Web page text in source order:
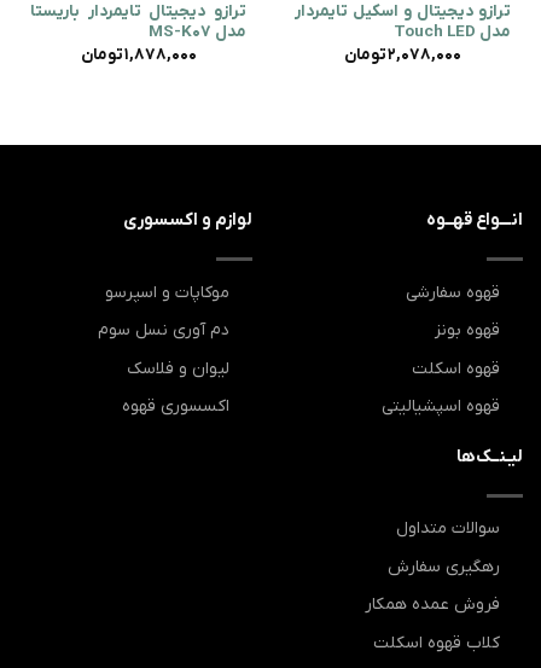
ترازو دیجیتال و اسکیل تایمردار
مدل Touch LED
2,078,000تومان
ترازو دیجیتال تایمردار باریستا
مدل MS-K07
1,878,000تومان
انـــواع قهــوه
قهوه سفارشی
قهوه بونز
قهوه اسکلت
قهوه اسپشیالیتی
لوازم و اکسسوری
موکاپات و اسپرسو
دم آوری نسل سوم
لیوان و فلاسک
اکسسوری قهوه
لیـنــک‌ها
سوالات متداول
رهگیری سفارش
فروش عمده همکار
کلاب قهوه اسکلت